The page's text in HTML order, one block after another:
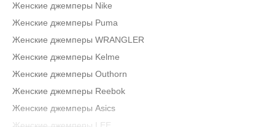
Женские джемперы Nike
Женские джемперы Puma
Женские джемперы WRANGLER
Женские джемперы Kelme
Женские джемперы Outhorn
Женские джемперы Reebok
Женские джемперы Asics